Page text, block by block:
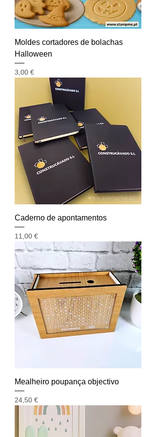
Moldes cortadores de bolachas
Halloween
Preço
3,00 €
Caderno de apontamentos
Preço
11,00 €
Mealheiro poupança objectivo
Preço
24,50 €